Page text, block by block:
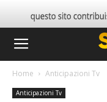
Home Anticipazioni Tv
Anticipazioni Tv